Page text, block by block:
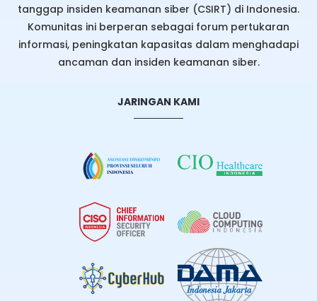
tanggap insiden keamanan siber (CSIRT) di Indonesia.
Komunitas ini berperan sebagai forum pertukaran
informasi, peningkatan kapasitas dalam menghadapi
ancaman dan insiden keamanan siber.
JARINGAN KAMI